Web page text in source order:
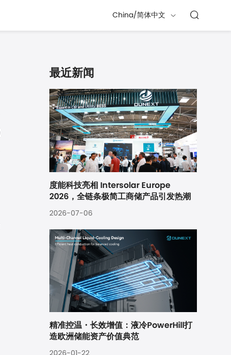
China/简体中文
最近新闻
度能科技亮相 Intersolar Europe
2026，全链条极简工商储产品引发热潮
2026-07-06
精准控温・长效增值：液冷PowerHill打
造欧洲储能资产价值典范
2026-01-22